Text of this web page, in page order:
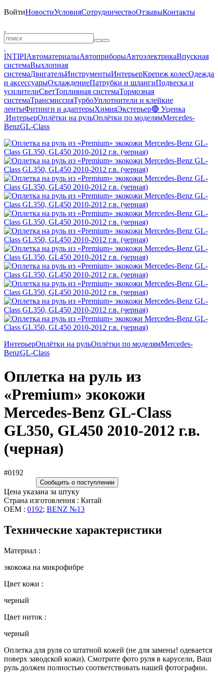
ВойтиНовостиУсловияСотрудничествоОтзывыКонтакты
INTIPIАвтоматериалыАвтоприборыАвтоэлектрикаВпускная
системаВыхлопная
системаДвигательИнструментыИнтерьерКрепеж колесОдежда
и аксессуарыОхлаждениеПатрубки и шлангиПодвеска и
усилителиСветТопливная системаТормозная
системаТрансмиссияТурбоУплотнители и клейкие
лентыФитинги и адаптерыХимияЭкстерьер🔴 Уценка
ИнтерьерОплётки на рульОплётки по моделямMercedes-
BenzGL-Class
ИнтерьерОплётки на рульОплётки по моделямMercedes-
BenzGL-Class
Оплетка на руль из
«Premium» экокожи
Mercedes-Benz GL-Class
GL350, GL450 2010-2012 г.в.
(черная)
#0192
Сообщить о поступлении
Цена указана за штуку
Страна изготовления : Китай
OEM : 0192; BENZ №13
Технические характеристики
Материал :
экокожа на микрофибре
Цвет кожи :
черный
Цвет ниток :
черный
Оплетка для руля со штатной кожей (не для замены! одевается
поверх заводской кожи). Смотрите фото руля в карусели, Ваш
руль должен полностью соответствовать нашей фотографии.